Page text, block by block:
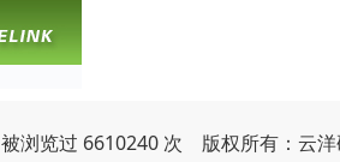
被浏览过 6610240 次 版权所有：云